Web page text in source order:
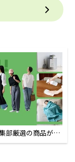
部厳選の商品が買